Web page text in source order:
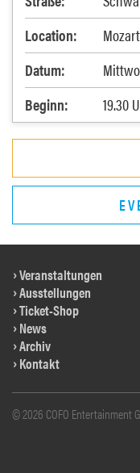
Location:
Datum:
Beginn:
19.30
Veranstaltungen
Ausstellungen
Ticket-Shop
News
Archiv
Kontakt
© 2026 COFO Entertainment